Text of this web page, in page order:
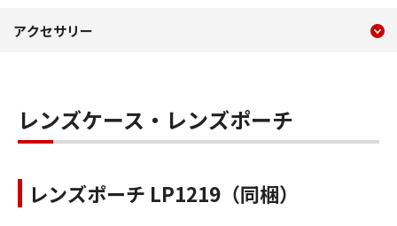
アクセサリー RF85mm
アクセサリー
レンズケース・レンズポーチ
レンズポーチ LP1219（同梱）